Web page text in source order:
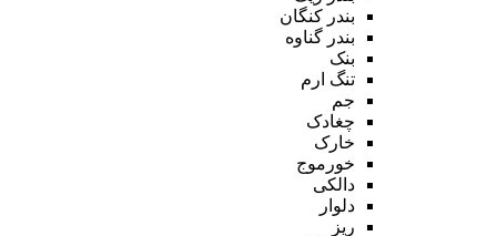
بندر کنگان
بندر گناوه
بنک
تنگ ارم
جم
چغادک
خارک
خورموج
دالکی
دلوار
ریز